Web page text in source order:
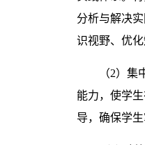
分析与解决
识视野、优
（2）集
能力，使学
导，确保学